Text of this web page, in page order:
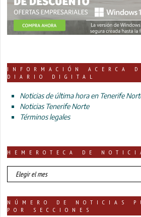
INFORMACIÓN ACERCA
DIARIO DIGITAL
Noticias de última hora en Tenerife
Noticias Tenerife Norte
Términos legales
HEMEROTECA DE
HEMEROTECA
DE
NÚMERO DE NOTICIAS
POR SECCIONES